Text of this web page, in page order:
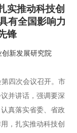
实推动科技创
有全国影响力
锋
新发展研究院
四次会议召开。市
并讲话，强调要深
真落实省委、省政
，扎实推动科技创